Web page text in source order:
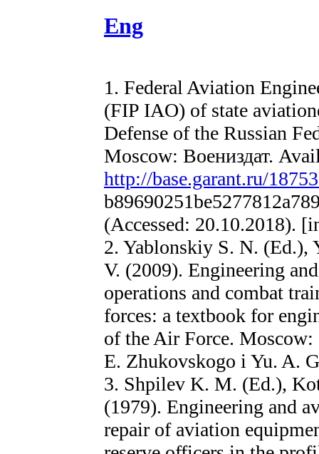
Eng
1. Federal Aviation
(FIP IAO) of state
Defense of the Russian
Moscow: Воениздат.
http://base.garant.ru/
(Accessed: 20.10.2018).
2. Yablonskiy S. N. (Ed.),
V. (2009). Engineering
operations and combat
forces: a textbook for
of the Air Force.
E. Zhukovskogo i Yu. A.
3. Shpilev K. M. (Ed.),
(1979). Engineering and
repair of aviation